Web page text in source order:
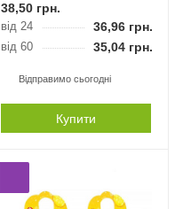
38,50грн.
від 24 36,96грн.
від 60 35,04грн.
Відправимо сьогодні
Купити